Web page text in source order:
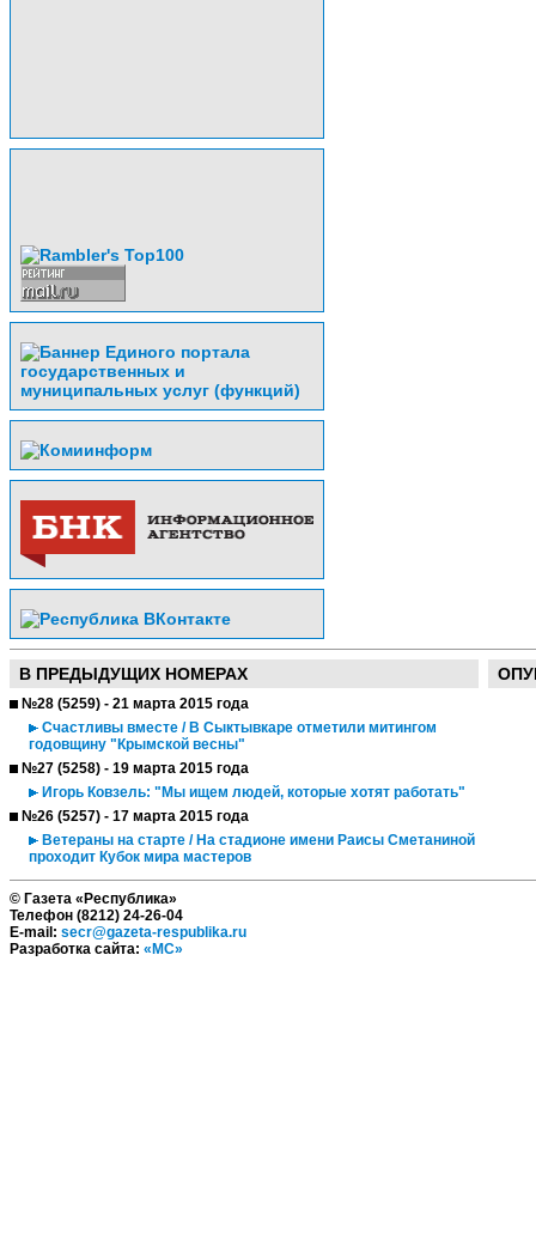
В ПРЕДЫДУЩИХ НОМЕРАХ
№28 (5259) - 21 марта 2015 года
Счастливы вместе / В Сыктывкаре отметили митингом
годовщину "Крымской весны"
№27 (5258) - 19 марта 2015 года
Игорь Ковзель: "Мы ищем людей, которые хотят работать"
№26 (5257) - 17 марта 2015 года
Ветераны на старте / На стадионе имени Раисы Сметаниной
проходит Кубок мира мастеров
© Газета «Республика»
Телефон (8212) 24-26-04
E-mail: secr@gazeta-respublika.ru
Разработка сайта: «МС»